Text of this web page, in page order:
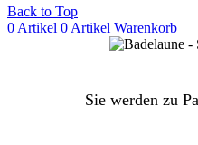
Back to Top
0 Artikel 0 Artikel Warenkorb
Sie werden zu